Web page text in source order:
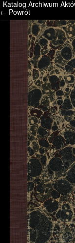
/* */ /* */ /*
Katalog Archiwum
← Powrót